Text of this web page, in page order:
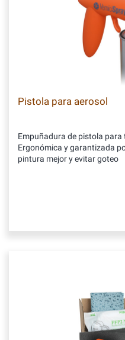
Pistola para aerosol
Empuñadura de pistola para
Ergonómica y garantizada
pintura mejor y evitar goteo